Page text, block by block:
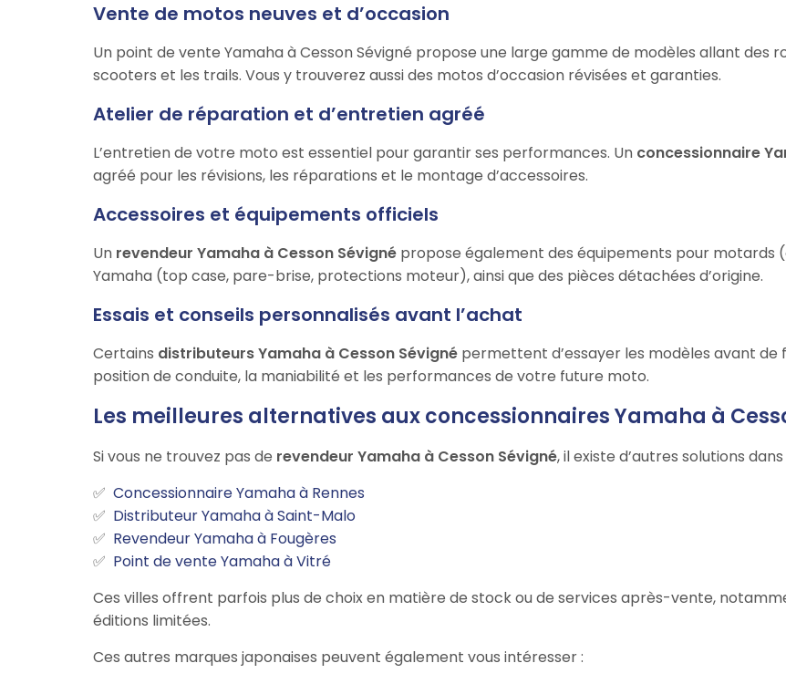
Vente de motos neuves et d’occasion
Un point de vente Yamaha à Cesson Sévigné propose une large gamme de modèles allant des
scooters et les trails. Vous y trouverez aussi des motos d’occasion révisées et garanties.
Atelier de réparation et d’entretien agréé
L’entretien de votre moto est essentiel pour garantir ses performances. Un concessionnaire
agréé pour les révisions, les réparations et le montage d’accessoires.
Accessoires et équipements officiels
Un revendeur Yamaha à Cesson Sévigné propose également des équipements pour motards
Yamaha (top case, pare-brise, protections moteur), ainsi que des pièces détachées d’origine.
Essais et conseils personnalisés avant l’achat
Certains distributeurs Yamaha à Cesson Sévigné permettent d’essayer les modèles avant
position de conduite, la maniabilité et les performances de votre future moto.
Les meilleures alternatives aux concessionnaires Yamaha à
Si vous ne trouvez pas de revendeur Yamaha à Cesson Sévigné, il existe d’autres solutions
Concessionnaire Yamaha à Rennes
Distributeur Yamaha à Saint-Malo
Revendeur Yamaha à Fougères
Point de vente Yamaha à Vitré
Ces villes offrent parfois plus de choix en matière de stock ou de services après-vente,
éditions limitées.
Ces autres marques japonaises peuvent également vous intéresser :